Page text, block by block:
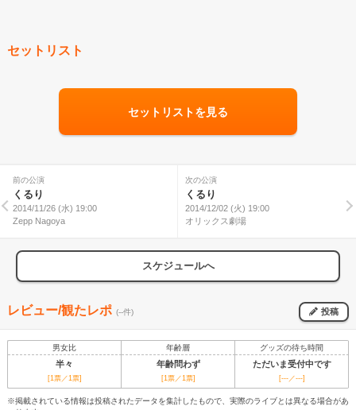
セットリスト
セットリストを見る
前の公演
くるり
2014/11/26 (水) 19:00
Zepp Nagoya
次の公演
くるり
2014/12/02 (火) 19:00
オリックス劇場
スケジュールへ
レビュー/観たレポ (--件) 投稿
男女比 年齢層 グッズの待ち時間
半々 年齢問わず ただいま受付中です
[1票／1票] [1票／1票] [---／---]
※掲載されている情報は投稿されたデータを集計したもので、実際のライブとは異なる場合があ